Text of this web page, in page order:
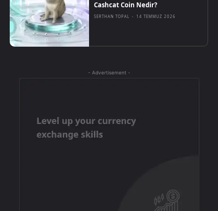
Cashcat Coin Nedir?
SERTHAN TOPAL - 14 TEMMUZ 2026
- Advertisement -